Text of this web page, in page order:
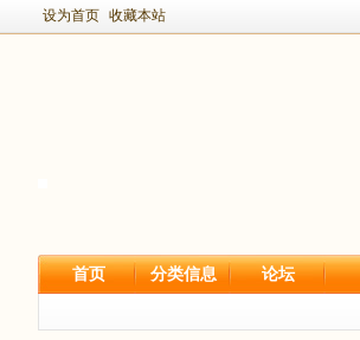
设为首页 收藏本站
首页 分类信息 论坛